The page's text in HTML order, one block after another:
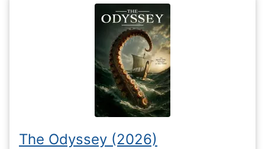
The Odyssey (2026)